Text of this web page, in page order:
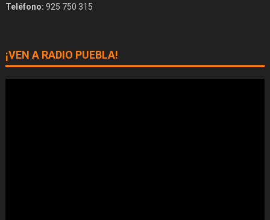
Teléfono: 925 750 315
¡VEN A RADIO PUEBLA!